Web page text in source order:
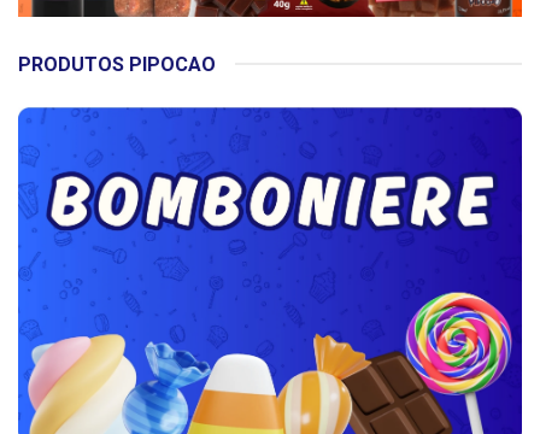
PRODUTOS PIPOCAO